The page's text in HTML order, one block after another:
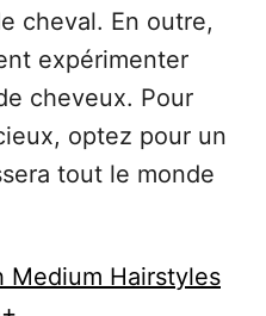
cheval. En outre,
expérimenter
cheveux. Pour
optez pour un
tout le monde
Medium Hairstyles